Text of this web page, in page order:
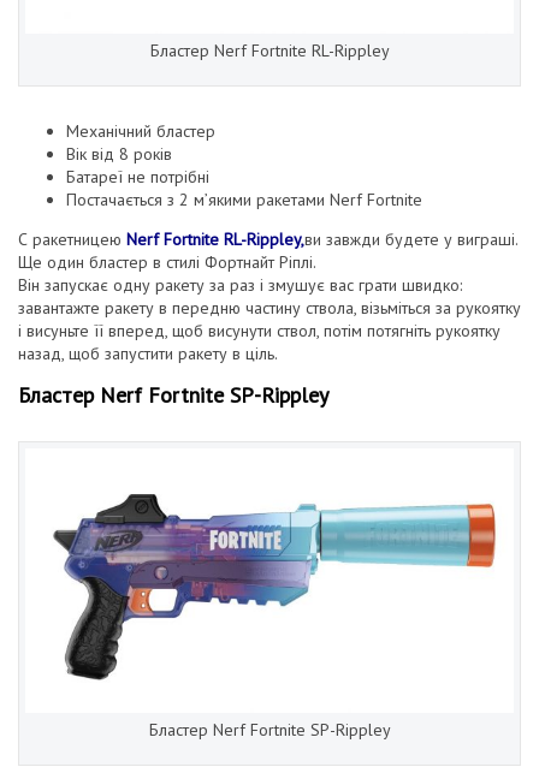
Бластер Nerf Fortnite RL-Rippley
Механічний бластер
Вік від 8 років
Батареї не потрібні
Постачається з 2 м’якими ракетами Nerf Fortnite
С ракетницею Nerf Fortnite RL-Rippley,ви завжди будете у виграші.
Ще один бластер в стилі Фортнайт Ріплі.
Він запускає одну ракету за раз і змушує вас грати швидко:
завантажте ракету в передню частину ствола, візьміться за рукоятку
і висуньте її вперед, щоб висунути ствол, потім потягніть рукоятку
назад, щоб запустити ракету в ціль.
Бластер Nerf Fortnite SP-Rippley
Бластер Nerf Fortnite SP-Rippley